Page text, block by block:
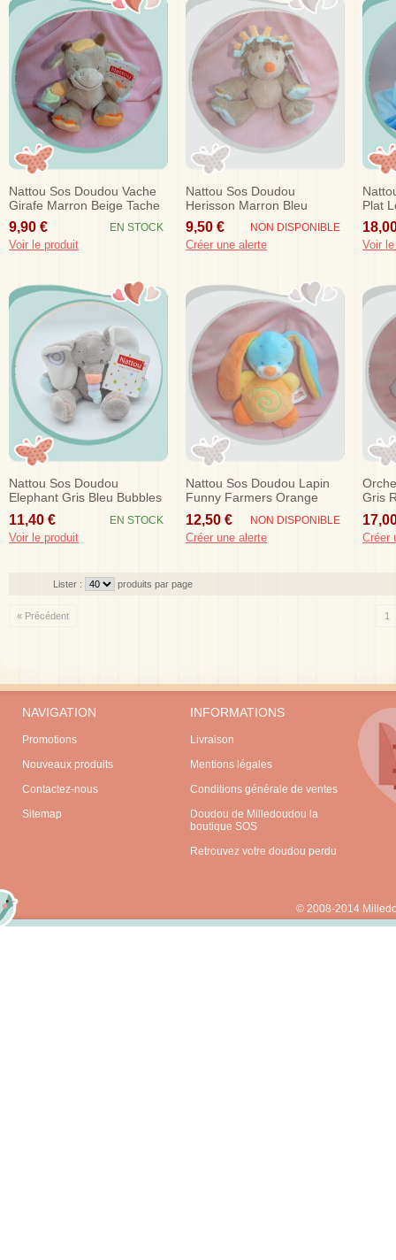
Nattou Sos Doudou Vache
Girafe Marron Beige Tache
Orange Hochet 15 Cm
9,90 € EN STOCK
Voir le produit
Nattou Sos Doudou
Herisson Marron Bleu
Hochet 16 Cm
9,50 € NON DISPONIBLE
Créer une alerte
Plat
Tetine
Voir
Nattou Sos Doudou
Elephant Gris Bleu Bubbles
Hochet 15 Cm
11,40 € EN STOCK
Voir le produit
Nattou Sos Doudou Lapin
Funny Farmers Orange
Bleu Hochet
12,50 € NON DISPONIBLE
Créer une alerte
Gris
Créer
Lister : produits par page
« Précédent 1
NAVIGATION
Promotions
Nouveaux produits
Contactez-nous
Sitemap
INFORMATIONS
Livraison
Mentions légales
Conditions générale de ventes
Doudou de Milledoudou la
boutique SOS
Retrouvez votre doudou perdu
© 2008-2014